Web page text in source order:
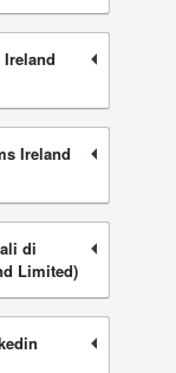
Ireland
Ireland
di
Limited)